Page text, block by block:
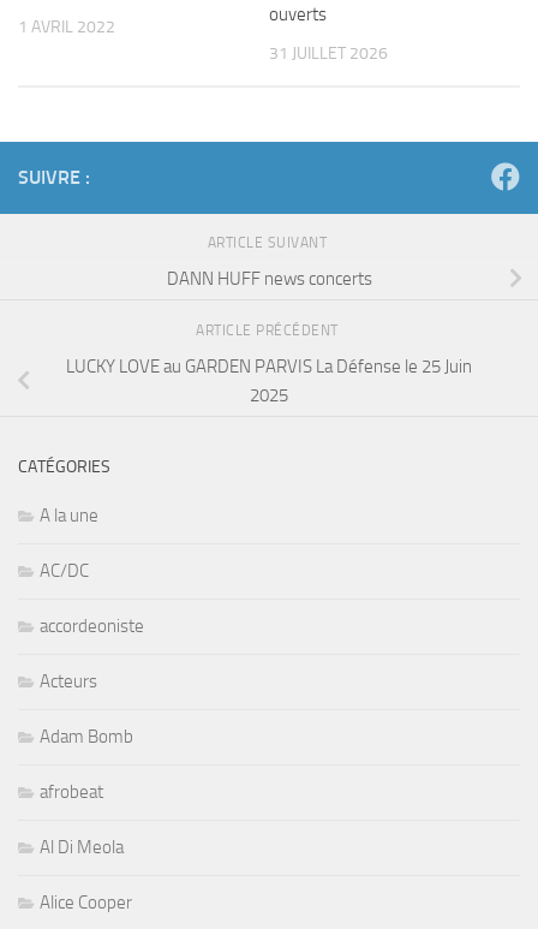
1 AVRIL 2022
ouverts
31 JUILLET 2026
SUIVRE :
ARTICLE SUIVANT
DANN HUFF news concerts
ARTICLE PRÉCÉDENT
LUCKY LOVE au GARDEN PARVIS La Défense le 25 Juin
2025
CATÉGORIES
A la une
AC/DC
accordeoniste
Acteurs
Adam Bomb
afrobeat
Al Di Meola
Alice Cooper